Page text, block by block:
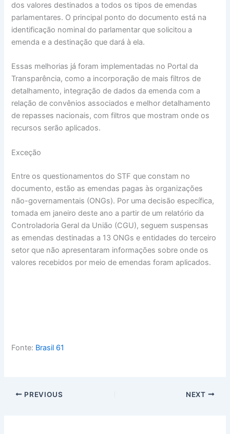
dos valores destinados a todos os tipos de emendas
parlamentares. O principal ponto do documento está na
identificação nominal do parlamentar que solicitou a
emenda e a destinação que dará à ela.
Essas melhorias já foram implementadas no Portal da
Transparência, como a incorporação de mais filtros de
detalhamento, integração de dados da emenda com a
relação de convênios associados e melhor detalhamento
de repasses nacionais, com filtros que mostram onde os
recursos serão aplicados.
Exceção
Entre os questionamentos do STF que constam no
documento, estão as emendas pagas às organizações
não-governamentais (ONGs). Por uma decisão específica,
tomada em janeiro deste ano a partir de um relatório da
Controladoria Geral da União (CGU), seguem suspensas
as emendas destinadas a 13 ONGs e entidades do terceiro
setor que não apresentaram informações sobre onde os
valores recebidos por meio de emendas foram aplicados.
Fonte: Brasil 61
PREVIOUS NEXT